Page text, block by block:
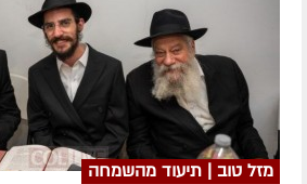
מזל טוב | תיעוד מהשמחה